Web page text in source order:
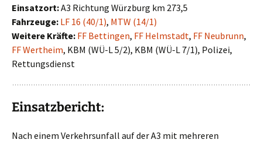
Einsatzort:A3 Richtung Würzburg km 273,5
Fahrzeuge: LF 16 (40/1), MTW (14/1)
Weitere Kräfte: FF Bettingen, FF Helmstadt, FF Neubrunn,
FF Wertheim, KBM (WÜ-L 5/2), KBM (WÜ-L 7/1), Polizei,
Rettungsdienst
Einsatzbericht:
Nach einem Verkehrsunfall auf der A3 mit mehreren